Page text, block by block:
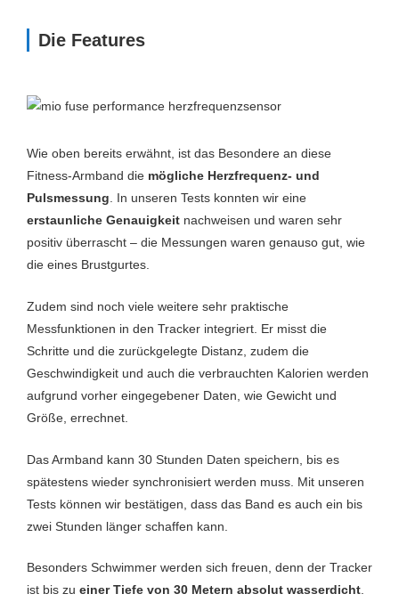
Die Features
Wie oben bereits erwähnt, ist das Besondere an diese
Fitness-Armband die mögliche Herzfrequenz- und
Pulsmessung. In unseren Tests konnten wir eine
erstaunliche Genauigkeit nachweisen und waren sehr
positiv überrascht – die Messungen waren genauso gut, wie
die eines Brustgurtes.
Zudem sind noch viele weitere sehr praktische
Messfunktionen in den Tracker integriert. Er misst die
Schritte und die zurückgelegte Distanz, zudem die
Geschwindigkeit und auch die verbrauchten Kalorien werden
aufgrund vorher eingegebener Daten, wie Gewicht und
Größe, errechnet.
Das Armband kann 30 Stunden Daten speichern, bis es
spätestens wieder synchronisiert werden muss. Mit unseren
Tests können wir bestätigen, dass das Band es auch ein bis
zwei Stunden länger schaffen kann.
Besonders Schwimmer werden sich freuen, denn der Tracker
ist bis zu einer Tiefe von 30 Metern absolut wasserdicht